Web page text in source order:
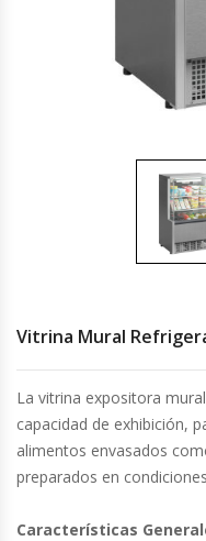
Cocedoras De Pastas
Congeladoras Tapa De
Congeladores Verticales
Coolers / Visicoolers
Cortadoras De Fiambre
Vitrina Mural
La vitrina expositora
capacidad de exhibición,
alimentos envasados
preparados en
Características